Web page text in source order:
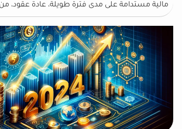
مالية مستدامة على مدى فترة طويلة، عادة عقود،